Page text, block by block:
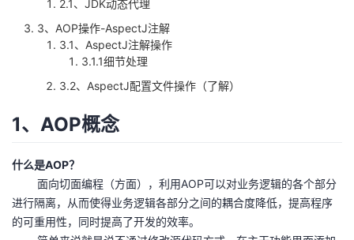
页
开
的
博
我
的
我
2.1、JDK动态代理
3、AOP操作-AspectJ注解
3.1、AspectJ注解操作
3.1.1细节处理
3.2、AspectJ配置文件操作（了解）
1、AOP概念
什么是AOP？
面向切面编程（方面），利用AOP可以对业务逻辑的各个部分
进行隔离，从而使得业务逻辑各部分之间的耦合度降低，提高程序
的可重用性，同时提高了开发的效率。